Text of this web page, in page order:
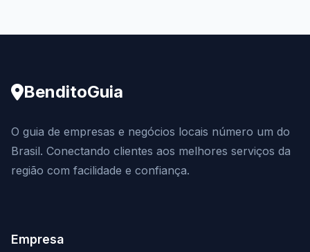
BenditoGuia
O guia de empresas e negócios locais número um do
Brasil. Conectando clientes aos melhores serviços da
região com facilidade e confiança.
Empresa